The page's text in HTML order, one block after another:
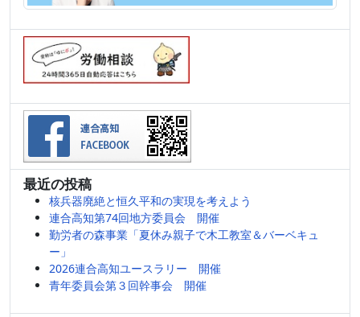
最近の投稿
核兵器廃絶と恒久平和の実現を考えよう
連合高知第74回地方委員会 開催
勤労者の森事業「夏休み親子で木工教室＆バーベキュ
ー」
2026連合高知ユースラリー 開催
青年委員会第３回幹事会 開催